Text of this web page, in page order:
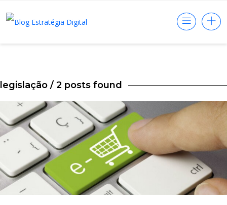
legislação / 2 posts found